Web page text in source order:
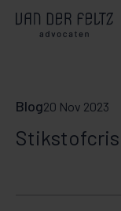
Blog20 Nov 2023